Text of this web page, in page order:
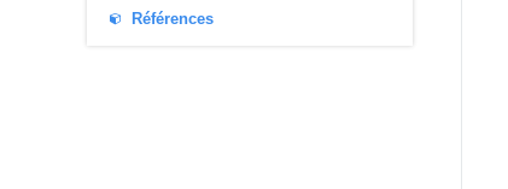
Références